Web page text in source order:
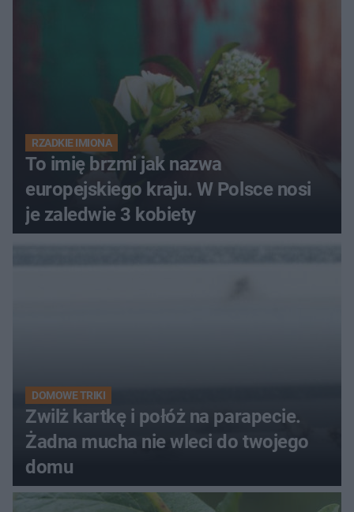
RZADKIE IMIONA
To imię brzmi jak nazwa
europejskiego kraju. W Polsce nosi
je zaledwie 3 kobiety
DOMOWE TRIKI
Zwilż kartkę i połóż na parapecie.
Żadna mucha nie wleci do twojego
domu